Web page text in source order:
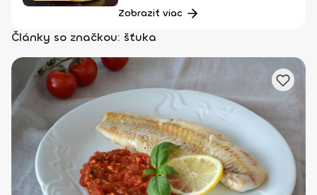
Zobraziť viac
Články so značkou: šťuka